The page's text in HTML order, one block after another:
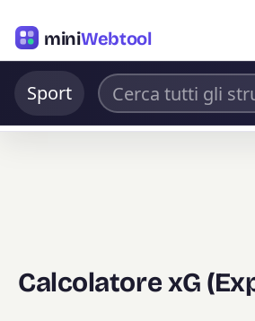
miniWebtool
Sport
Calcolatore xG